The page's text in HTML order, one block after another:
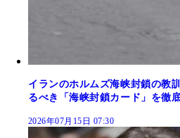
イランのホルムズ海峡封鎖の教
るべき「海峡封鎖カード」を徹
2026年07月15日 07:30